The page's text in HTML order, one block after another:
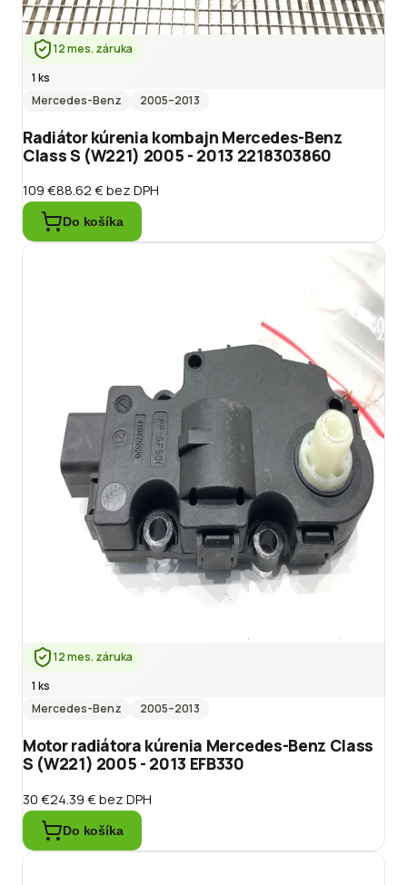
12 mes. záruka
1 ks
Mercedes-Benz
2005–2013
Radiátor kúrenia kombajn Mercedes-Benz
Class S (W221) 2005 - 2013 2218303860
109 €88.62 €bez DPH
Do košíka
12 mes. záruka
1 ks
Mercedes-Benz
2005–2013
Motor radiátora kúrenia Mercedes-Benz Class
S (W221) 2005 - 2013 EFB330
30 €24.39 €bez DPH
Do košíka